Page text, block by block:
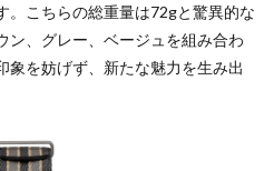
。こちらの総重量は72gと驚異的な
ン、グレー、ベージュを組み合わ
象を妨げず、新たな魅力を生み出